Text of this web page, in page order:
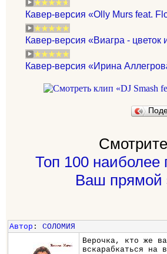
Кавер-версия «Olly Murs feat.
Кавер-версия «Виагра -
Кавер-версия «Ирина
Топ 100 наиболее
Ваш прямой
Автор : СОЛОМИЯ
Верочка, кто же
вскарабкаться на